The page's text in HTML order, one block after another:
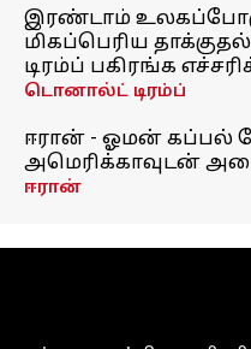
இரண்டாம்
மிகப்பெரிய
டிரம்ப் பகிரங்க
டொனால்ட் டிரம்ப்
ஈரான் - ஓமன் கப்பல்
அமெரிக்காவுடன்
ஈரான்